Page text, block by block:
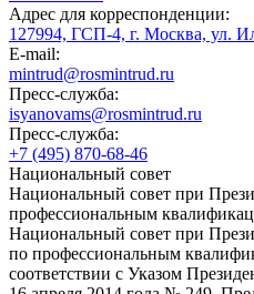
Адрес для корреспонденции:
127994, ГСП-4, г. Москва, ул.
E-mail:
mintrud@rosmintrud.ru
Пресс-служба:
isyanovams@rosmintrud.ru
Пресс-служба:
+7 (495) 870-68-46
Национальный совет
Национальный совет при
профессиональным
Национальный совет при
по профессиональным
соответствии с Указом